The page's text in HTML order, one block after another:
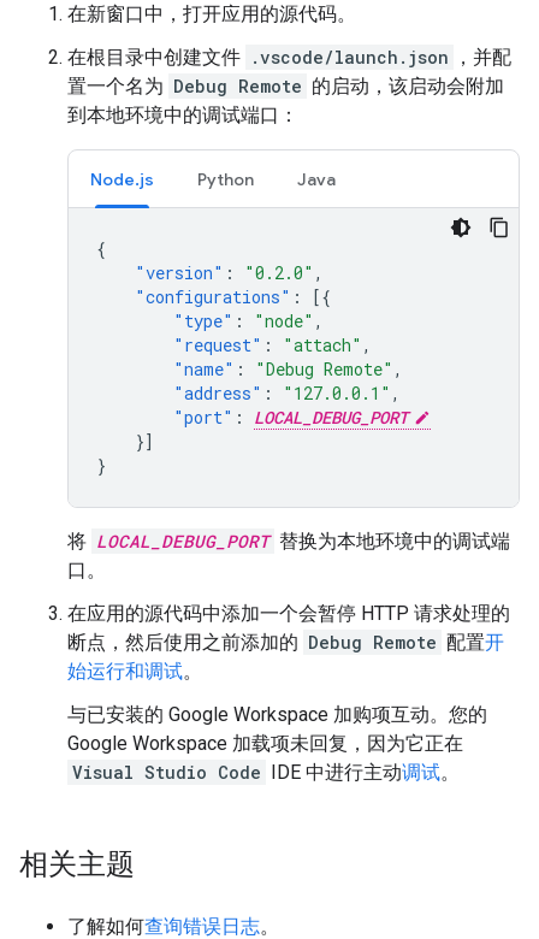
在新窗口中，打开应用的源代码。
在根目录中创建文件 .vscode/launch.json
，并配
置一个名为 Debug Remote 的启动，该启动会附加
到本地环境中的调试端口：
Node.js Python Java
{
"version" : "0.2.0" ,
"configurations" :
[{
"type" : "node" ,
"request" : "attach" ,
"name" : "Debug Remote" ,
"address" : "127.0.0.1" ,
"port" :
LOCAL_DEBUG_PORT
}]
}
将 LOCAL_DEBUG_PORT 替换为本地环境中的调试端
口。
在应用的源代码中添加一个会暂停 HTTP 请求处理的
断点，然后使用之前添加的 Debug Remote 配置开
始运行和调试。
与已安装的 Google Workspace 加购项互动。您的
Google Workspace 加载项未回复，因为它正在
Visual Studio Code IDE 中进行主动调试。
相关主题
了解如何查询错误日志。